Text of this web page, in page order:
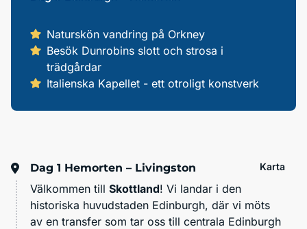
Naturskön vandring på Orkney
Besök Dunrobins slott och strosa i
trädgårdar
Italienska Kapellet - ett otroligt konstverk
Dag 1 Hemorten – Livingston Karta
Välkommen till Skottland! Vi landar i den
historiska huvudstaden Edinburgh, där vi möts
av en transfer som tar oss till centrala Edinburgh